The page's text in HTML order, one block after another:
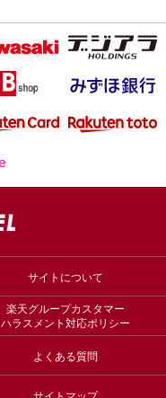
サイトについて
楽天グループカスタマー
ハラスメント対応ポリシー
よくある質問